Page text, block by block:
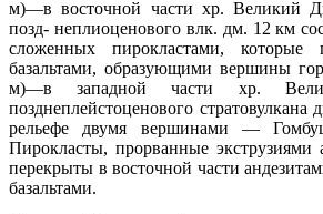
м)—в восточной части хр. Великий
позд- неплиоценового влк. дм. 12 км
сложенных пирокластами, которые
базальтами, образующими вершины
м)—в западной части хр.
позднеплейстоценового
рельефе двумя вершинами —
Пирокласты, прорванные экструзиями
перекрыты в восточной части
базальтами.